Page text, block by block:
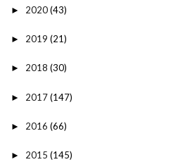
► 2020(43)
► 2019 (21)
► 2018 (30)
► 2017(147)
► 2016 (66)
► 2015 (145)